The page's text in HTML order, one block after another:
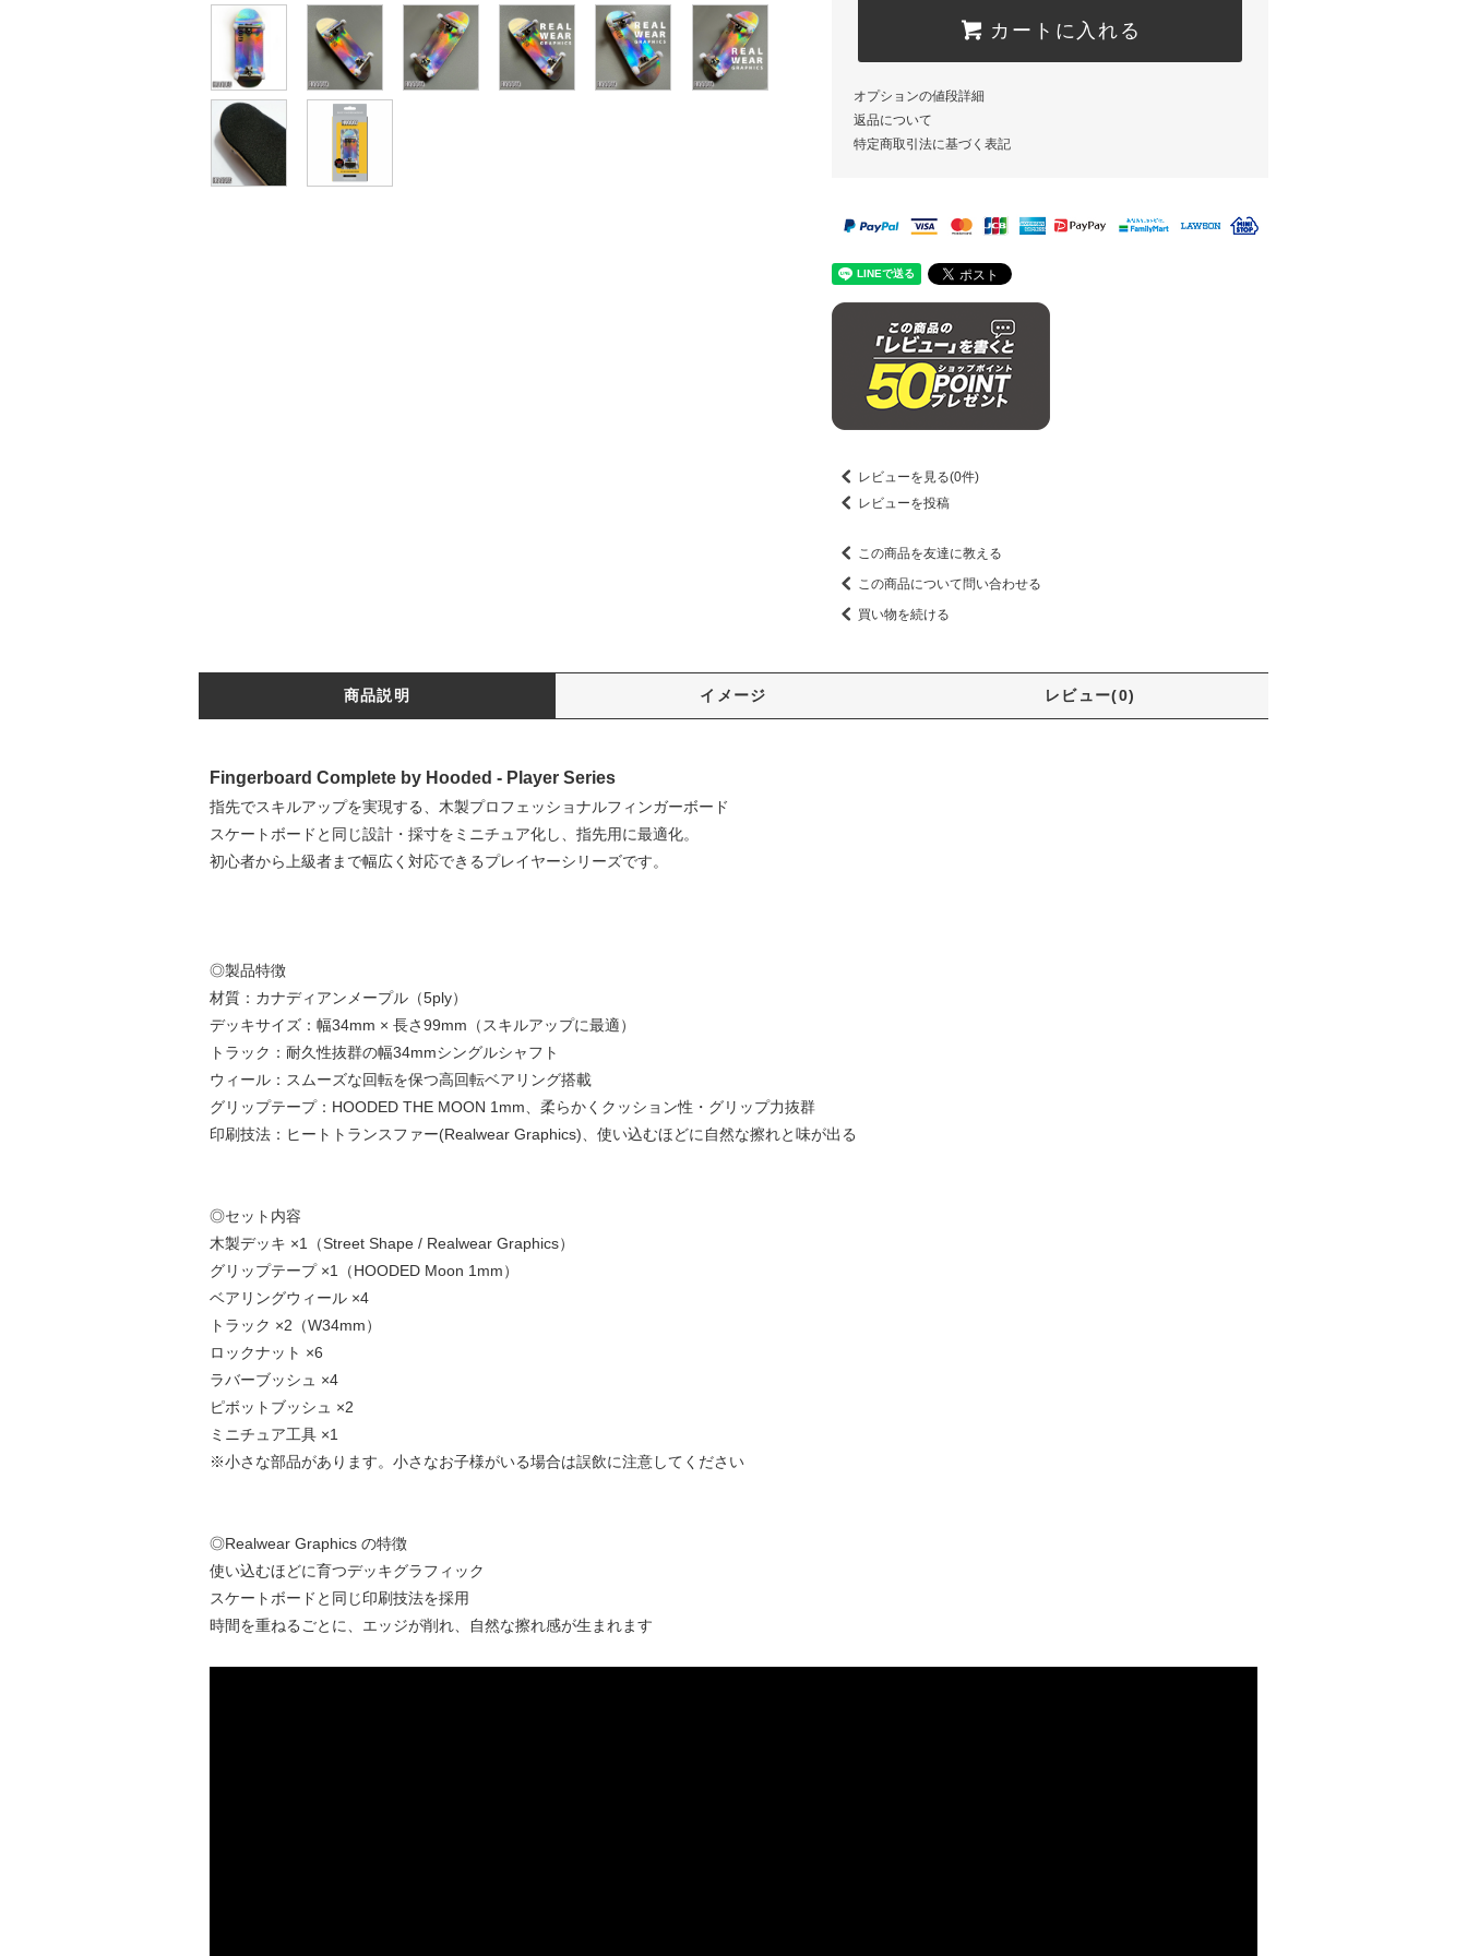
カートに入れる
オプションの値段詳細
返品について
特定商取引法に基づく表記
レビューを見る(0件)
レビューを投稿
この商品を友達に教える
この商品について問い合わせる
買い物を続ける
商品説明 イメージ レビュー(0)
Fingerboard Complete by Hooded - Player Series
指先でスキルアップを実現する、木製プロフェッショナルフィンガーボード
スケートボードと同じ設計・採寸をミニチュア化し、指先用に最適化。
初心者から上級者まで幅広く対応できるプレイヤーシリーズです。
◎製品特徴
材質：カナディアンメープル（5ply）
デッキサイズ：幅34mm × 長さ99mm（スキルアップに最適）
トラック：耐久性抜群の幅34mmシングルシャフト
ウィール：スムーズな回転を保つ高回転ベアリング搭載
グリップテープ：HOODED THE MOON 1mm、柔らかくクッション性・グリップ力抜群
印刷技法：ヒートトランスファー(Realwear Graphics)、使い込むほどに自然な擦れと味が出る
◎セット内容
木製デッキ ×1（Street Shape / Realwear Graphics）
グリップテープ ×1（HOODED Moon 1mm）
ベアリングウィール ×4
トラック ×2（W34mm）
ロックナット ×6
ラバーブッシュ ×4
ピボットブッシュ ×2
ミニチュア工具 ×1
※小さな部品があります。小さなお子様がいる場合は誤飲に注意してください
◎Realwear Graphics の特徴
使い込むほどに育つデッキグラフィック
スケートボードと同じ印刷技法を採用
時間を重ねるごとに、エッジが削れ、自然な擦れ感が生まれます